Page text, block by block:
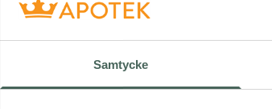
Samtycke